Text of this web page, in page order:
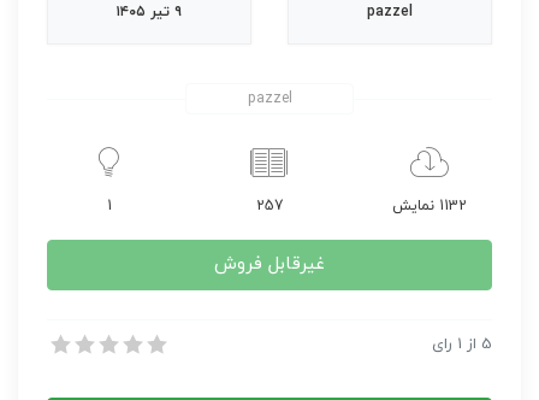
pazzel
۹ تیر ۱۴۰۵
pazzel
1132 نمایش 257
1
غیرقابل فروش
آچار فرانسه ویندو 7
5 از 1 رای